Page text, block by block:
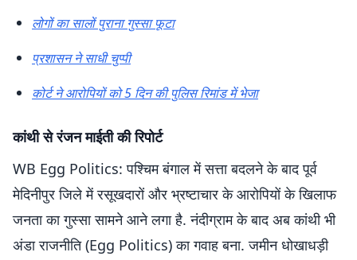
लोगों का सालों पुराना गुस्सा फूटा
प्रशासन ने साधी चुप्पी
कोर्ट ने आरोपियों को 5 दिन की पुलिस रिमांड में भेजा
कांथी से रंजन माईती की रिपोर्ट
WB Egg Politics: पश्चिम बंगाल में सत्ता बदलने के बाद पूर्व
मेदिनीपुर जिले में रसूखदारों और भ्रष्टाचार के आरोपियों के खिलाफ
जनता का गुस्सा सामने आने लगा है. नंदीग्राम के बाद अब कांथी भी
अंडा राजनीति (Egg Politics) का गवाह बना. जमीन धोखाधड़ी